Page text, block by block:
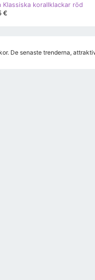
Klassiska korallklackar röd
€
De senaste trenderna,